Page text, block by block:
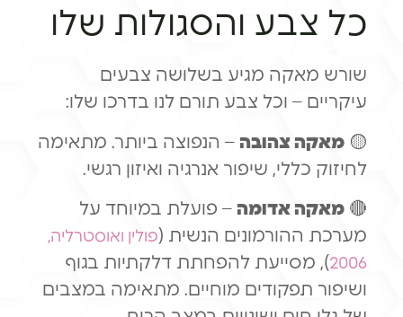
כל צבע והסגולות שלו
שורש מאקה מגיע בשלושה צבעים
עיקריים – וכל צבע תורם לנו בדרכו שלו:
מאקה צהובה– הנפוצה ביותר. מתאימה
לחיזוק כללי, שיפור אנרגיה ואיזון רגשי.
מאקה אדומה– פועלת במיוחד על
מערכת ההורמונים הנשית (פולין ואוסטרליה,
2006), מסייעת להפחתת דלקתיות בגוף
ושיפור תפקודים מוחיים. מתאימה במצבים